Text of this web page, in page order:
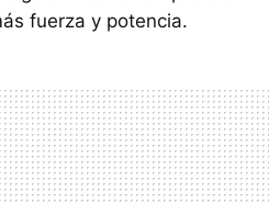
fuerza y potencia.